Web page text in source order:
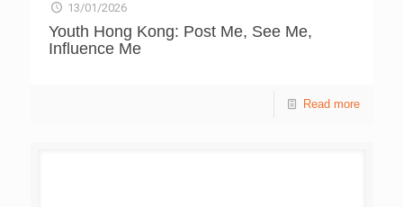
13/01/2026
Youth Hong Kong: Post Me, See Me,
Influence Me
Read more